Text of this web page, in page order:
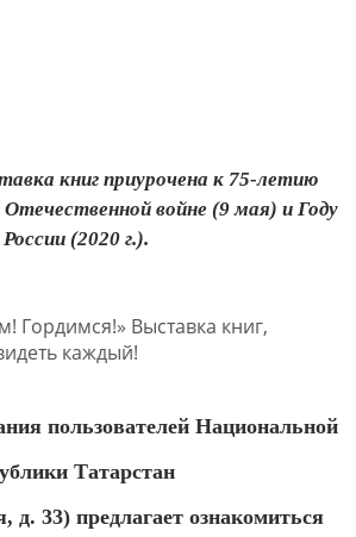
книг приурочена к 75-летию
войне (9 мая) и Году
(2020 г.).
пользователей Национальной
Татарстан
д. 33) предлагает ознакомиться